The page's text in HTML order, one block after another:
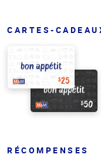
CARTES-
RÉCOMPENSES